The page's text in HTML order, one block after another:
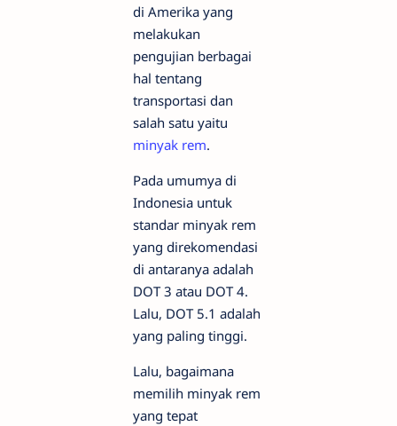
di Amerika yang
melakukan
pengujian berbagai
hal tentang
transportasi dan
salah satu yaitu
minyak rem.
Pada umumya di
Indonesia untuk
standar minyak rem
yang direkomendasi
di antaranya adalah
DOT 3 atau DOT 4.
Lalu, DOT 5.1 adalah
yang paling tinggi.
Lalu, bagaimana
memilih minyak rem
yang tepat